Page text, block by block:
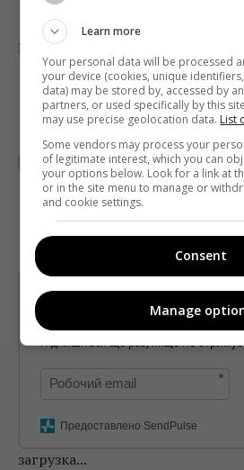
Поделиться:
Щотижневий лист з
Пишемо з любов'ю
!
Підпишіться ще раз, якщо не
*
Предоставлено SendPulse
загрузка...
Learn more
Your personal data will be processed
your device (cookies, unique
data) may be stored by, accessed by
partners, or used specifically by this
may use precise geolocation data. List
Some vendors may process your
of legitimate interest, which you can
your options below. Look for a link at
or in the site menu to manage or
and cookie settings.
Consent
Manage